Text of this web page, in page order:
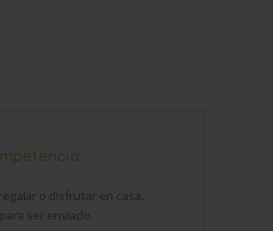
o disfrutar en casa.
ser enviado.